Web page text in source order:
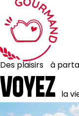
Des plaisirs à
VOYEZ la